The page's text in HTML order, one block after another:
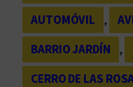
AUTOMÓVIL
,
BARRIO JARDÍN
,
CERRO DE LAS